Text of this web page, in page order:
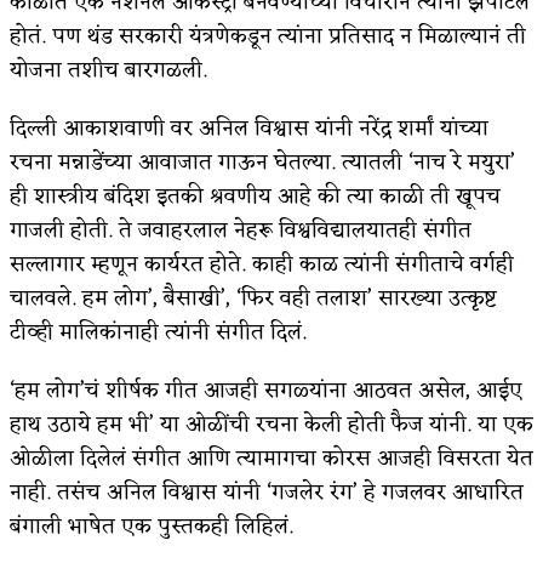
होतं. पण थंड सरकारी यंत्रणेकडून त्यांना प्रतिसाद न मिळाल्यानं ती
योजना तशीच बारगळली.
दिल्ली आकाशवाणी वर अनिल विश्वास यांनी नरेंद्र शर्मां यांच्या
रचना मन्नाडेंच्या आवाजात गाऊन घेतल्या. त्यातली ‘नाच रे मयुरा’
ही शास्त्रीय बंदिश इतकी श्रवणीय आहे की त्या काळी ती खूपच
गाजली होती. ते जवाहरलाल नेहरू विश्वविद्यालयातही संगीत
सल्लागार म्हणून कार्यरत होते. काही काळ त्यांनी संगीताचे वर्गही
चालवले. हम लोग’, बैसाखी’, ‘फिर वही तलाश’ सारख्या उत्कृष्ट
टीव्ही मालिकांनाही त्यांनी संगीत दिलं.
‘हम लोग’चं शीर्षक गीत आजही सगळ्यांना आठवत असेल, आईए
हाथ उठाये हम भी’ या ओळींची रचना केली होती फैज यांनी. या एक
ओळीला दिलेलं संगीत आणि त्यामागचा कोरस आजही विसरता येत
नाही. तसंच अनिल विश्वास यांनी ‘गजलेर रंग’ हे गजलवर आधारित
बंगाली भाषेत एक पुस्तकही लिहिलं.